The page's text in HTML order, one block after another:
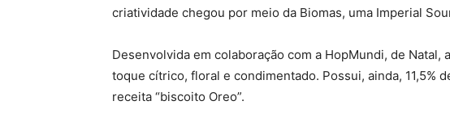
criatividade chegou por meio da Biomas, uma Imperial
Desenvolvida em colaboração com a HopMundi, de
toque cítrico, floral e condimentado. Possui, ainda, 11,5%
receita “biscoito Oreo”.